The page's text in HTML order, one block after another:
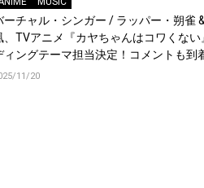
ーチャル・シンガー / ラッパー・朔雀
、TVアニメ『カヤちゃんはコワくない
ィングテーマ担当決定！コメントも到
11/20